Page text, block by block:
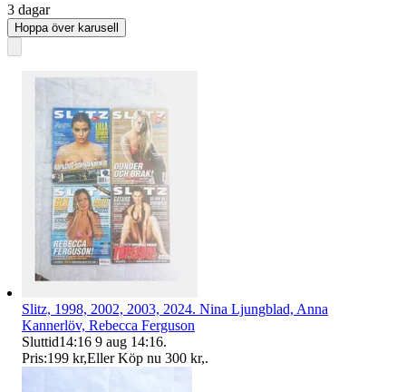
3 dagar
Hoppa över karusell
Slitz, 1998, 2002, 2003, 2024. Nina Ljungblad, Anna
Kannerlöv, Rebecca Ferguson
Sluttid14:16 9 aug 14:16.
Pris:199 kr,Eller Köp nu 300 kr,.